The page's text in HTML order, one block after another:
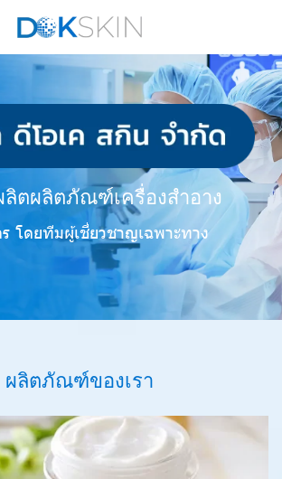
ลิตผลิตภัณฑ์เครื่องสำอาง
ร โดยทีมผู้เชี่ยวชาญเฉพาะทาง
ผลิตภัณฑ์ของเรา